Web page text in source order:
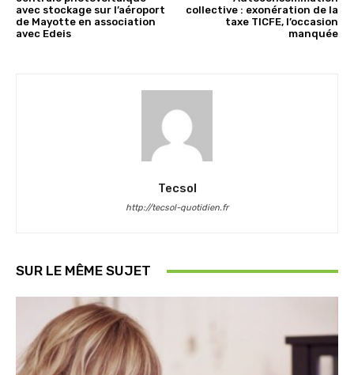
avec stockage sur l’aéroport
de Mayotte en association
avec Edeis
collective : exonération de la
taxe TICFE, l’occasion
manquée
Tecsol
http://tecsol-quotidien.fr
SUR LE MÊME SUJET